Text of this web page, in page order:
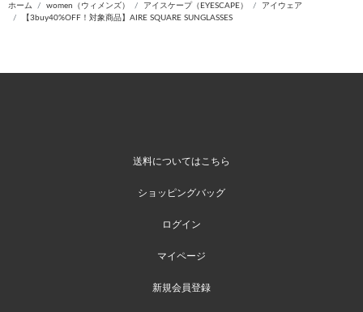
ホーム women（ウィメンズ） アイスケープ（EYESCAPE）
アイウェア
【3buy40%OFF！対象商品】AIRE SQUARE SUNGLASSES
送料についてはこちら
ショッピングバッグ
ログイン
マイページ
新規会員登録